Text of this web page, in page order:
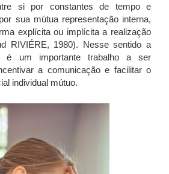
si por constantes de tempo e
sua mútua representação interna,
explícita ou implícita a realização
RIVIÉRE, 1980). Nesse sentido a
é um importante trabalho a ser
a comunicação e facilitar o
individual mútuo.